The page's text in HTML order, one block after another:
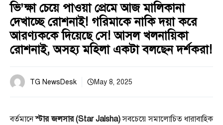
ভি’ক্ষা চেয়ে পাওয়া প্রেমে আজ মালিকানা
দেখাচ্ছে রোশনাই! গরিমাকে নাকি দয়া করে
আরণ্যককে দিয়েছে সে! আসল খলনায়িকা
রোশনাই, অসহ্য মহিলা একটা বলছেন দর্শকরা!
TG NewsDesk May 8, 2025
বর্তমানেস্টার জলসার (Star Jalsha)সবচেয়ে সমালোচিত ধারাবাহিক